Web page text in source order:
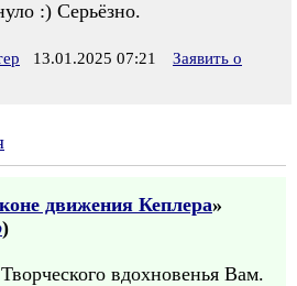
:) Серьёзно.
13.01.2025 07:21
Заявить о
движения Кеплера»
)
вдохновенья Вам.